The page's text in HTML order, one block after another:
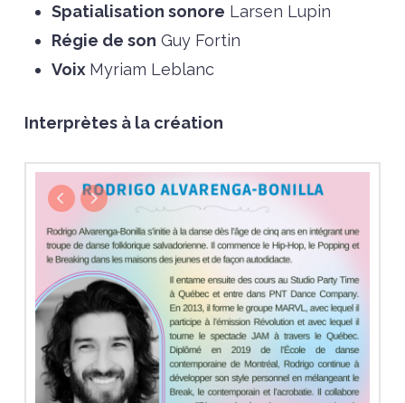
Spatialisation sonore Larsen Lupin
Régie de son Guy Fortin
Voix Myriam Leblanc
Interprètes à la création